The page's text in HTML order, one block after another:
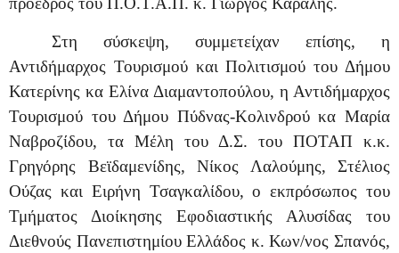
Στη σύσκεψη, συμμετείχαν επίσης, η
Αντιδήμαρχος Τουρισμού και Πολιτισμού του Δήμου
Κατερίνης κα Ελίνα Διαμαντοπούλου, η Αντιδήμαρχος
Τουρισμού του Δήμου Πύδνας-Κολινδρού κα Μαρία
Ναβροζίδου, τα Μέλη του Δ.Σ. του ΠΟΤΑΠ κ.κ.
Γρηγόρης Βεϊδαμενίδης, Νίκος Λαλούμης, Στέλιος
Ούζας και Ειρήνη Τσαγκαλίδου, ο εκπρόσωπος του
Τμήματος Διοίκησης Εφοδιαστικής Αλυσίδας του
Διεθνούς Πανεπιστημίου Ελλάδος κ. Κων/νος Σπανός,